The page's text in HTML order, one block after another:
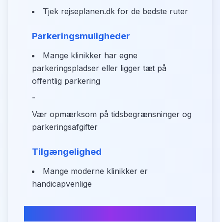
Tjek rejseplanen.dk for de bedste ruter
Parkeringsmuligheder
Mange klinikker har egne
parkeringspladser eller ligger tæt på
offentlig parkering
-
Vær opmærksom på tidsbegrænsninger og
parkeringsafgifter
Tilgængelighed
Mange moderne klinikker er
handicapvenlige